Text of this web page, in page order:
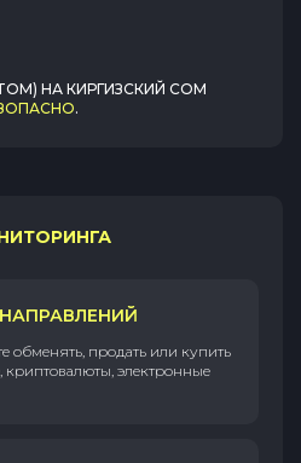
НА КИРГИЗСКИЙ СОМ
.
обменять, продать или купить
электронные